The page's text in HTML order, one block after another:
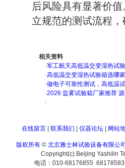
后风险具有显著价
立规范的测试流程
相关资料
·军工航天高低温交变湿热试
·高低温交变湿热试验箱选哪
·做电子可靠性测试，高低温
·2026 盐雾试验箱厂家推荐
·
在线留言| 联系我们 仪器论坛| 网站
版权所有 © 北京雅士林试验设备有限公
Copyright(c) Beijing Yashilin
电话：010-68176855